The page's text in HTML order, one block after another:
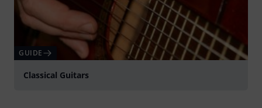
GUIDE
Classical Guitars